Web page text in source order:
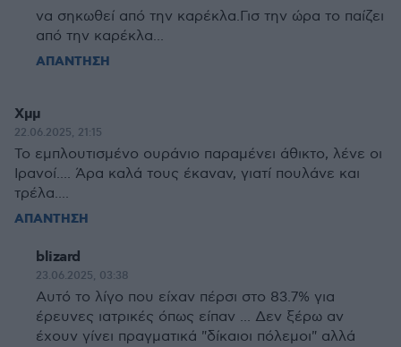
να σηκωθεί από την καρέκλα.Γισ την ώρα το παίζει
από την καρέκλα...
ΑΠΑΝΤΗΣΗ
Χμμ
22.06.2025, 21:15
Το εμπλουτισμένο ουράνιο παραμένει άθικτο, λένε οι
Ιρανοί.... Άρα καλά τους έκαναν, γιατί πουλάνε και
τρέλα....
ΑΠΑΝΤΗΣΗ
blizard
23.06.2025, 03:38
Αυτό το λίγο που είχαν πέρσι στο 83.7% για
έρευνες ιατρικές όπως είπαν ... Δεν ξέρω αν
έχουν γίνει πραγματικά "δίκαιοι πόλεμοι" αλλά